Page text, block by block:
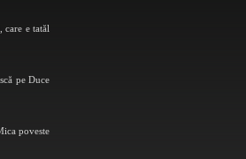
care e tatăl
pe Duce
poveste